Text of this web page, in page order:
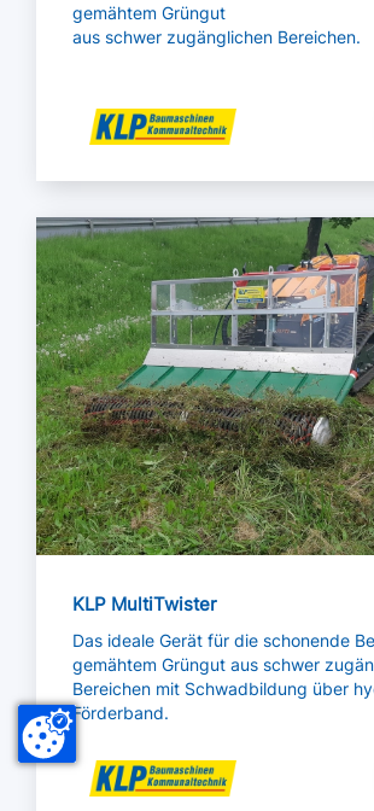
gemähtem Grüngut
aus schwer zugänglichen Bereichen.
KLP MultiTwister
Das ideale Gerät für die schonende
gemähtem Grüngut aus schwer
Bereichen mit Schwadbildung über
Förderband.
Mehr lesen